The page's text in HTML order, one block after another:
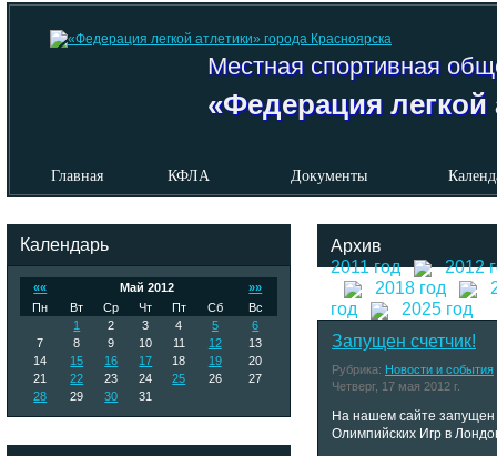
Местная спортивная
«Федерация легкой
Главная КФЛА Документы
Календарь
«« Май 2012
»»
Пн
Вт Ср Чт Пт Сб
Вс
1
2 3 4 5
6
7
8 9 10 11 12
13
14
15 16 17 18 19
20
21
22 23 24 25 26
27
28
29 30 31
Архив
2011 год
2012
2018 год
год
2025 год
Запущен счетчик!
Рубрика: Новости и события
Четверг, 17 мая 2012 г.
На нашем сайте запущен
Олимпийских Игр в